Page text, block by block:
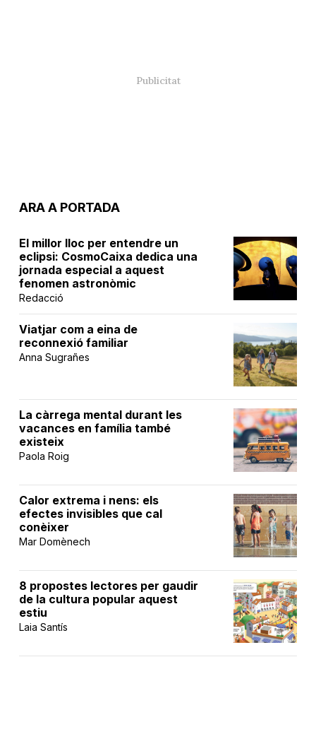
ARA A PORTADA
El millor lloc per entendre un
eclipsi: CosmoCaixa dedica una
jornada especial a aquest
fenomen astronòmic
Redacció
Viatjar com a eina de
reconnexió familiar
Anna Sugrañes
La càrrega mental durant les
vacances en família també
existeix
Paola Roig
Calor extrema i nens: els
efectes invisibles que cal
conèixer
Mar Domènech
8 propostes lectores per gaudir
de la cultura popular aquest
estiu
Laia Santís